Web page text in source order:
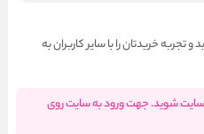
تجربه خریدتان را با سایر کاربران به
سایت شوید. جهت ورود به سایت روی